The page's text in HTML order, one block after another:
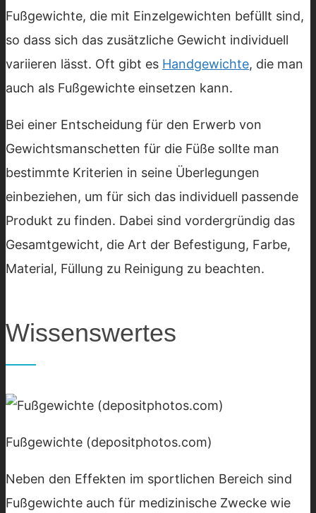
Fußgewichte, die mit Einzelgewichten befüllt sind,
so dass sich das zusätzliche Gewicht individuell
variieren lässt. Oft gibt es Handgewichte, die man
auch als Fußgewichte einsetzen kann.
Bei einer Entscheidung für den Erwerb von
Gewichtsmanschetten für die Füße sollte man
bestimmte Kriterien in seine Überlegungen
einbeziehen, um für sich das individuell passende
Produkt zu finden. Dabei sind vordergründig das
Gesamtgewicht, die Art der Befestigung, Farbe,
Material, Füllung zu Reinigung zu beachten.
Wissenswertes
Fußgewichte (depositphotos.com)
Neben den Effekten im sportlichen Bereich sind
Fußgewichte auch für medizinische Zwecke wie